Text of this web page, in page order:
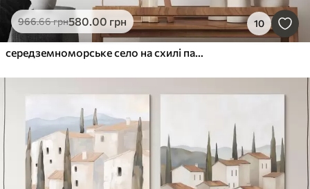
966.66грн580.00 грн 10
середземноморське село на схилі пагорба, ряди будинків теплих відтінків з теракотовими дахами